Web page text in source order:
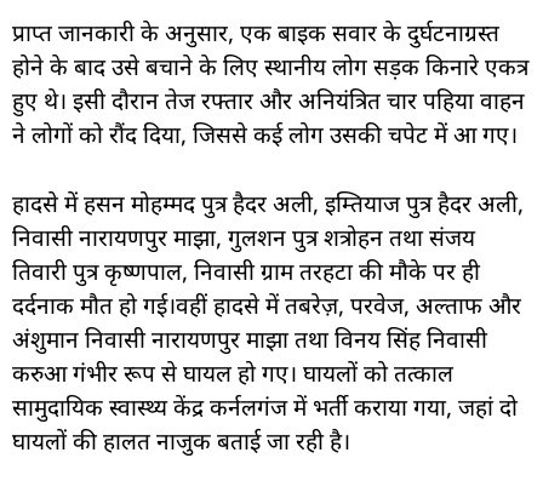
प्राप्त जानकारी के अनुसार, एक बाइक सवार के दुर्घटनाग्रस्त
होने के बाद उसे बचाने के लिए स्थानीय लोग सड़क किनारे एकत्र
हुए थे। इसी दौरान तेज रफ्तार और अनियंत्रित चार पहिया वाहन
ने लोगों को रौंद दिया, जिससे कई लोग उसकी चपेट में आ गए।
हादसे में हसन मोहम्मद पुत्र हैदर अली, इम्तियाज पुत्र हैदर अली,
निवासी नारायणपुर माझा, गुलशन पुत्र शत्रोहन तथा संजय
तिवारी पुत्र कृष्णपाल, निवासी ग्राम तरहटा की मौके पर ही
दर्दनाक मौत हो गई।वहीं हादसे में तबरेज़, परवेज, अल्ताफ और
अंशुमान निवासी नारायणपुर माझा तथा विनय सिंह निवासी
करुआ गंभीर रूप से घायल हो गए। घायलों को तत्काल
सामुदायिक स्वास्थ्य केंद्र कर्नलगंज में भर्ती कराया गया, जहां दो
घायलों की हालत नाजुक बताई जा रही है।